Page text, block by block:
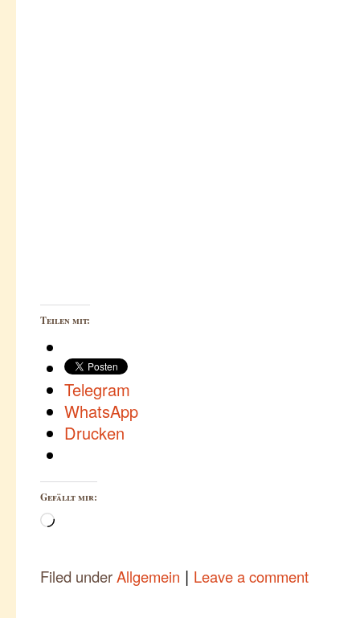
Teilen mit:
Telegram
WhatsApp
Drucken
Gefällt mir:
Wird
Filed underAllgemein | Leave a comment